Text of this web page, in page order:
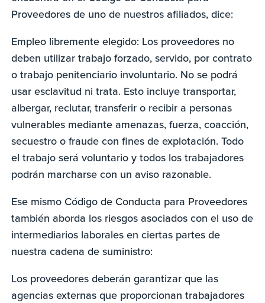
Proveedores de uno de nuestros afiliados, dice:
Empleo libremente elegido: Los proveedores no
deben utilizar trabajo forzado, servido, por contrato
o trabajo penitenciario involuntario. No se podrá
usar esclavitud ni trata. Esto incluye transportar,
albergar, reclutar, transferir o recibir a personas
vulnerables mediante amenazas, fuerza, coacción,
secuestro o fraude con fines de explotación. Todo
el trabajo será voluntario y todos los trabajadores
podrán marcharse con un aviso razonable.
Ese mismo Código de Conducta para Proveedores
también aborda los riesgos asociados con el uso de
intermediarios laborales en ciertas partes de
nuestra cadena de suministro:
Los proveedores deberán garantizar que las
agencias externas que proporcionan trabajadores